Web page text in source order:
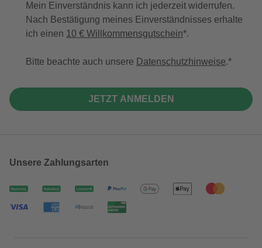
Mein Einverständnis kann ich jederzeit widerrufen.
Nach Bestätigung meines Einverständnisses erhalte
ich einen 10 € Willkommensgutschein*.
Bitte beachte auch unsere Datenschutzhinweise.
JETZT ANMELDEN
Unsere Zahlungsarten